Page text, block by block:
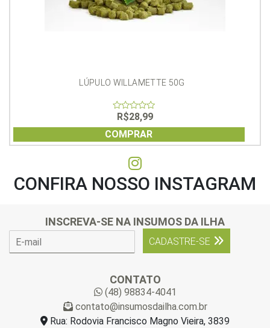
LÚPULO WILLAMETTE 50G
of
5
R$28,99
COMPRAR
CONFIRA NOSSO INSTAGRAM
INSCREVA-SE NA INSUMOS DA ILHA
CADASTRE-SE
CONTATO
(48) 98834-4041
contato@insumosdailha.com.br
Rua: Rodovia Francisco Magno Vieira, 3839